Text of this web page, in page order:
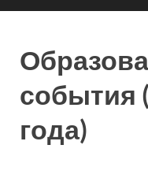
события
года)